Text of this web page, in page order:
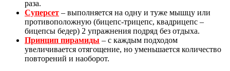
раза.
Суперсет – выполняется на одну и туже мышцу или
противоположную (бицепс-трицепс, квадрицепс –
бицепсы бедер) 2 упражнения подряд без отдыха.
Принцип пирамиды – с каждым подходом
увеличивается отягощение, но уменьшается количество
повторений и наоборот.